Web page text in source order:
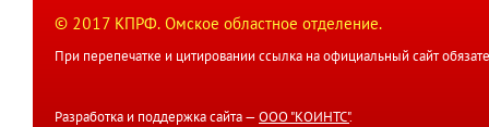
© 2017 КПРФ. Омское областное отделение.
При перепечатке и цитировании ссылка на официальный сайт
Разработка и поддержка сайта — ООО "КОИНТС".